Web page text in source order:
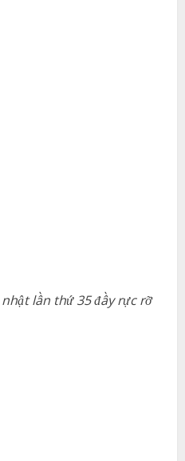
lần thứ 35 đầy rực rỡ